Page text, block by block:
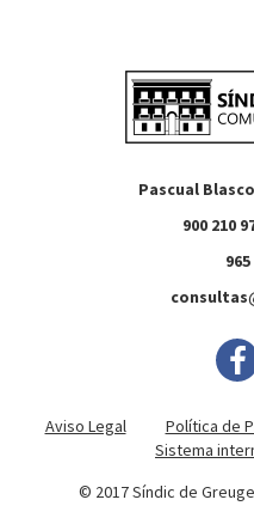
Pascual
900 210
Aviso Legal Política de
Sistema
© 2017 Síndic de